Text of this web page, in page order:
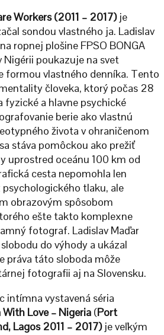
Workers (2011 – 2017)je
sondou vlastného ja. Ladislav
ropnej plošine FPSO BONGA
Nigérii poukazuje na svet
formou vlastného denníka. Tento
človeka, ktorý počas 28
fyzické a hlavne psychické
berie ako vlastnú
života v ohraničenom
stáva pomôckou ako prežiť
uprostred oceánu 100 km od
cesta nepomohla len
tlaku, ale
obrazovým spôsobom
ešte takto komplexne
fotograf. Ladislav Maďar
do výhody a ukázal
práva táto sloboda môže
fotografii aj na Slovensku.
intímna vystavená séria
Love – Nigeria (Port
Lagos 2011 – 2017)je veľkým